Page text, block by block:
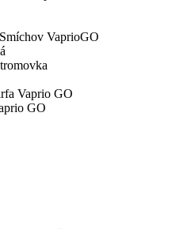
VaprioGO
Vaprio GO
GO